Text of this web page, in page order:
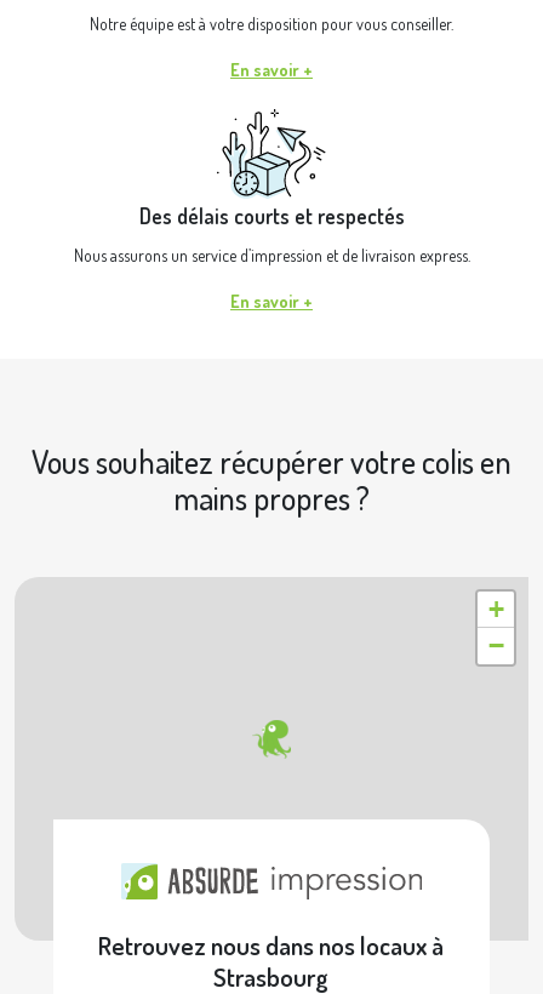
Notre équipe est à votre disposition pour vous conseiller.
En savoir +
Des délais courts et respectés
Nous assurons un service d’impression et de livraison express.
En savoir +
Vous souhaitez récupérer votre colis en
mains propres ?
+
−
Retrouvez nous dans nos locaux à
Strasbourg